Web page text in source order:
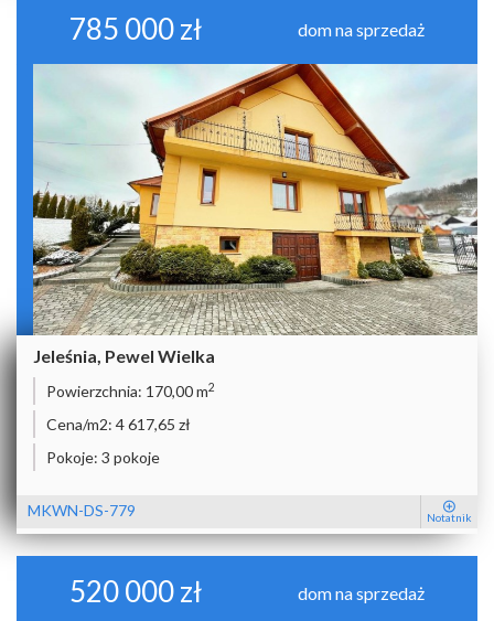
785 000 zł dom na sprzedaż
Jeleśnia, Pewel Wielka
Powierzchnia: 170,00 m2
Cena/m2: 4 617,65 zł
Pokoje: 3 pokoje
MKWN-DS-779 Notatnik
520 000 zł dom na sprzedaż